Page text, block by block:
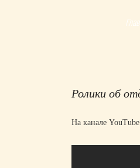
Ролики об
На канале